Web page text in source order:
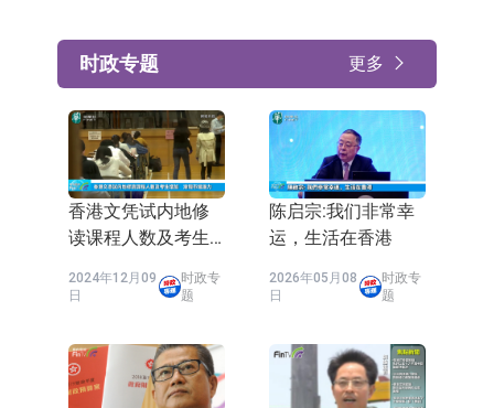
时政专题 更多
香港文凭试内地修
读课程人数及考生
力
2024年12月09
日
时政专
题
陈启宗:我们非常幸
运，生活在香港
2026年05月08
日
时政专
题